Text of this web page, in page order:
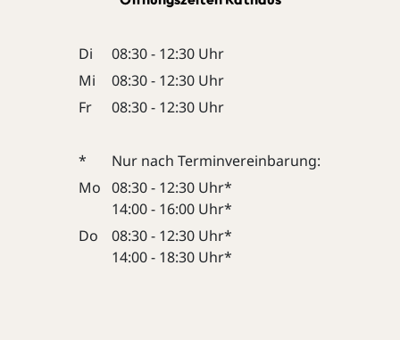
Di
08:30 - 12:30 Uhr
Mi
08:30 - 12:30 Uhr
Fr
08:30 - 12:30 Uhr
*
Nur nach Terminvereinbarung:
Mo 08:30 - 12:30 Uhr*
14:00 - 16:00 Uhr*
Do
08:30 - 12:30 Uhr*
14:00 - 18:30 Uhr*